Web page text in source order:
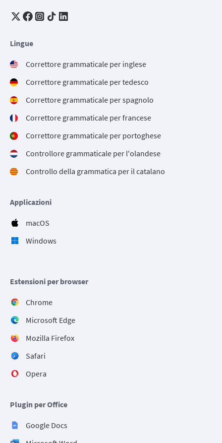
Lingue
Correttore grammaticale per inglese
Correttore grammaticale per tedesco
Correttore grammaticale per spagnolo
Correttore grammaticale per francese
Correttore grammaticale per portoghese
Controllore grammaticale per l'olandese
Controllo della grammatica per il catalano
Applicazioni
macOS
Windows
Estensioni per browser
Chrome
Microsoft Edge
Mozilla Firefox
Safari
Opera
Plugin per Office
Google Docs